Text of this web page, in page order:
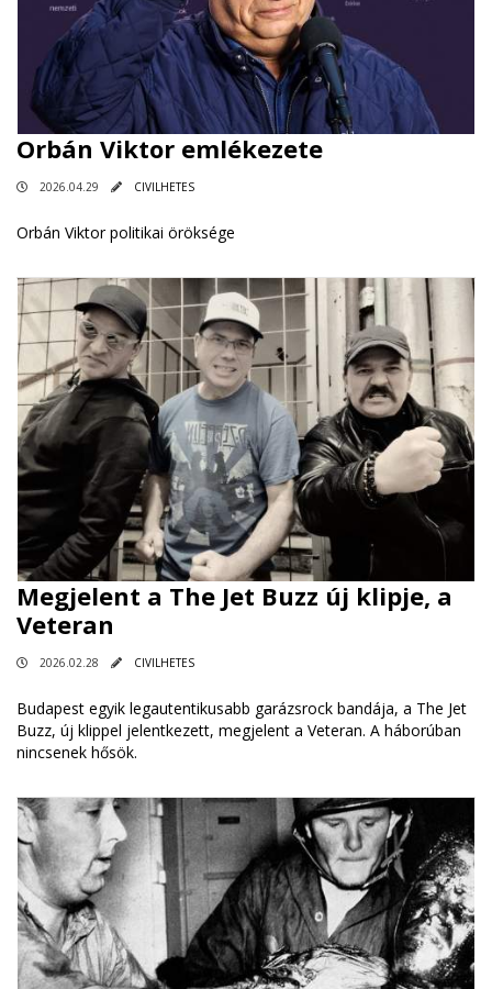
Orbán Viktor emlékezete
2026.04.29 CIVILHETES
Orbán Viktor politikai öröksége
Megjelent a The Jet Buzz új klipje, a
Veteran
2026.02.28 CIVILHETES
Budapest egyik legautentikusabb garázsrock bandája, a The Jet
Buzz, új klippel jelentkezett, megjelent a Veteran. A háborúban
nincsenek hősök.